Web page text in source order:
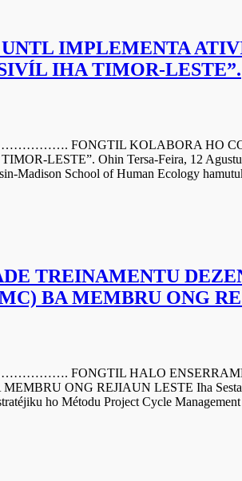
IMPLEMENTA
IHA TIMOR-LESTE”.
KOLABORA HO COMMNS,
LESTE”. Ohin Tersa-Feira, 12
Madison School of Human Ecology
TREINAMENTU
BA MEMBRU ONG
HALO ENSERRAMENTU BA
ONG REJIAUN LESTE Iha Sesta-
ho Métodu Project Cycle